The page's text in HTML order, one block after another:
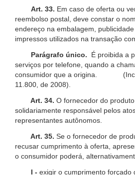
Art. 33. Em caso de oferta ou
reembolso postal, deve constar o
endereço na embalagem,
impressos utilizados na transação
Parágrafo único.
É proibida a
serviços por telefone, quando a
consumidor que a origina.
11.800, de 2008).
Art. 34. O fornecedor do
solidariamente responsável pelos
representantes autônomos.
Art. 35. Se o fornecedor de
recusar cumprimento à oferta,
o consumidor poderá,
I - exigir o cumprimento forçado